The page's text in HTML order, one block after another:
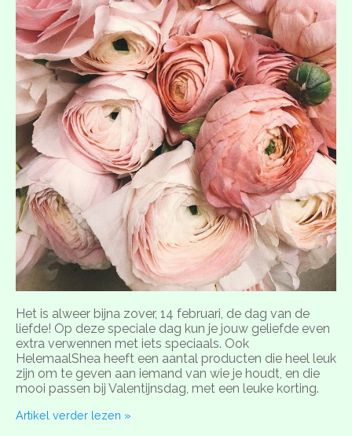
Het is alweer bijna zover, 14 februari, de dag van de
liefde! Op deze speciale dag kun je jouw geliefde even
extra verwennen met iets speciaals. Ook
HelemaalShea heeft een aantal producten die heel leuk
zijn om te geven aan iemand van wie je houdt, en die
mooi passen bij Valentijnsdag, met een leuke korting.
Artikel verder lezen »